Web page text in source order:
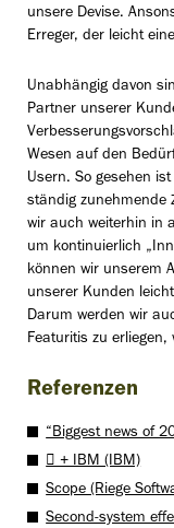
unsere Devise.
Erreger, der leicht
Unabhängig davon
Partner unserer
Wesen auf den
Usern. So gesehen
ständig zunehmende
wir auch weiterhin in
um kontinuierlich
können wir unserem
unserer Kunden
Darum werden wir
Featuritis zu erliegen,
Referenzen
“Biggest news of
 + IBM (IBM)
Scope (Riege
Second-system